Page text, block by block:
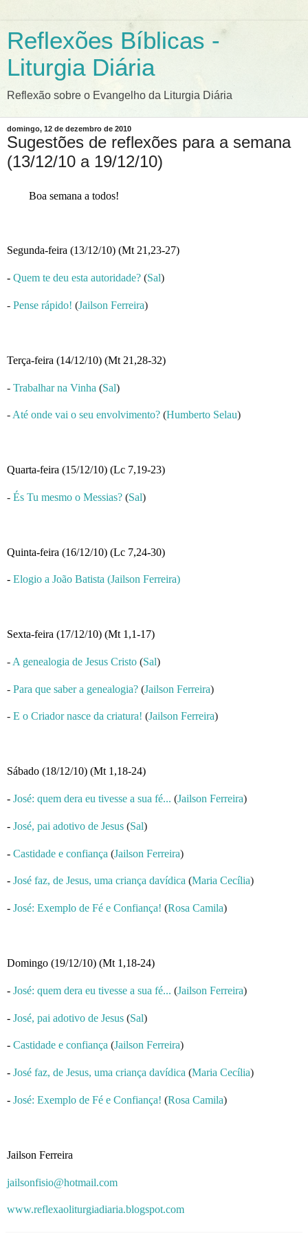
Reflexões Bíblicas -
Liturgia Diária
Reflexão sobre o Evangelho da Liturgia Diária
domingo, 12 de dezembro de 2010
Sugestões de reflexões para a semana
(13/12/10 a 19/12/10)
Boa semana a todos!
Segunda-feira (13/12/10) (Mt 21,23-27)
- Quem te deu esta autoridade? (Sal)
- Pense rápido! (Jailson Ferreira)
Terça-feira (14/12/10) (Mt 21,28-32)
- Trabalhar na Vinha (Sal)
- Até onde vai o seu envolvimento? (Humberto Selau)
Quarta-feira (15/12/10) (Lc 7,19-23)
- És Tu mesmo o Messias? (Sal)
Quinta-feira (16/12/10) (Lc 7,24-30)
- Elogio a João Batista (Jailson Ferreira)
Sexta-feira (17/12/10) (Mt 1,1-17)
- A genealogia de Jesus Cristo (Sal)
- Para que saber a genealogia? (Jailson Ferreira)
- E o Criador nasce da criatura! (Jailson Ferreira)
Sábado (18/12/10) (Mt 1,18-24)
- José: quem dera eu tivesse a sua fé... (Jailson Ferreira)
- José, pai adotivo de Jesus (Sal)
- Castidade e confiança (Jailson Ferreira)
- José faz, de Jesus, uma criança davídica (Maria Cecília)
- José: Exemplo de Fé e Confiança! (Rosa Camila)
Domingo (19/12/10) (Mt 1,18-24)
- José: quem dera eu tivesse a sua fé... (Jailson Ferreira)
- José, pai adotivo de Jesus (Sal)
- Castidade e confiança (Jailson Ferreira)
- José faz, de Jesus, uma criança davídica (Maria Cecília)
- José: Exemplo de Fé e Confiança! (Rosa Camila)
Jailson Ferreira
jailsonfisio@hotmail.com
www.reflexaoliturgiadiaria.blogspot.com